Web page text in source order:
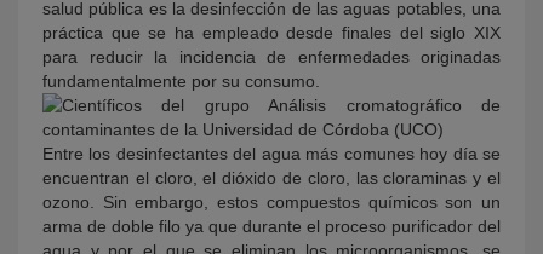
salud pública es la desinfección de las aguas potables, una
práctica que se ha empleado desde finales del siglo XIX
para reducir la incidencia de enfermedades originadas
fundamentalmente por su consumo.
Entre los desinfectantes del agua más comunes hoy día se
encuentran el cloro, el dióxido de cloro, las cloraminas y el
ozono. Sin embargo, estos compuestos químicos son un
arma de doble filo ya que durante el proceso purificador del